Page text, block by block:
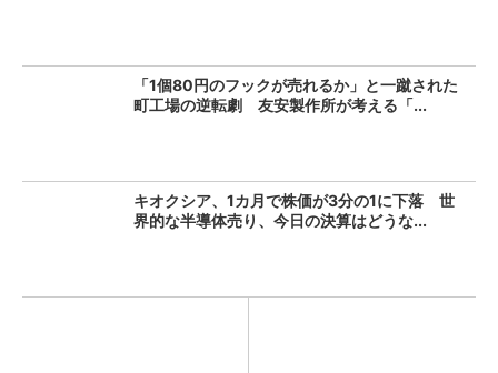
「1個80円のフックが売れるか」と一蹴された
町工場の逆転劇 友安製作所が考える「...
キオクシア、1カ月で株価が3分の1に下落 世
界的な半導体売り、今日の決算はどうな...